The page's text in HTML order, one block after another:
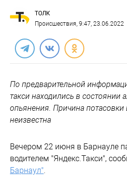
ТОЛК
Происшествия, 9:47, 23.06.2022
По предварительной
такси находились в состоянии
опьянения. Причина
неизвестна
Вечером 22 июня в Барнауле
водителем "Яндекс.Такси",
Барнаул".